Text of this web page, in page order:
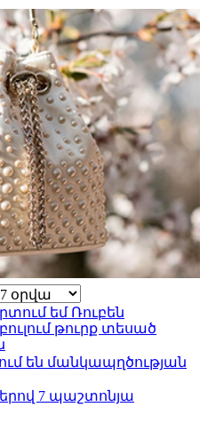
եմ Ռուբեն
թուրք տեսած
են մանկապղծության
7 պաշտոնյա